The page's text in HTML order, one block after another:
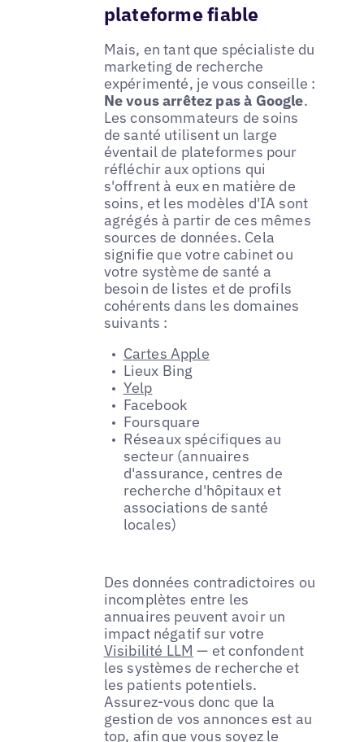
plateforme fiable
Mais, en tant que spécialiste du
marketing de recherche
expérimenté, je vous conseille :
Ne vous arrêtez pas à Google.
Les consommateurs de soins
de santé utilisent un large
éventail de plateformes pour
réfléchir aux options qui
s'offrent à eux en matière de
soins, et les modèles d'IA sont
agrégés à partir de ces mêmes
sources de données. Cela
signifie que votre cabinet ou
votre système de santé a
besoin de listes et de profils
cohérents dans les domaines
suivants :
Cartes Apple
Lieux Bing
Yelp
Facebook
Foursquare
Réseaux spécifiques au
secteur (annuaires
d'assurance, centres de
recherche d'hôpitaux et
associations de santé
locales)
Des données contradictoires ou
incomplètes entre les
annuaires peuvent avoir un
impact négatif sur votre
Visibilité LLM — et confondent
les systèmes de recherche et
les patients potentiels.
Assurez-vous donc que la
gestion de vos annonces est au
top, afin que vous soyez le